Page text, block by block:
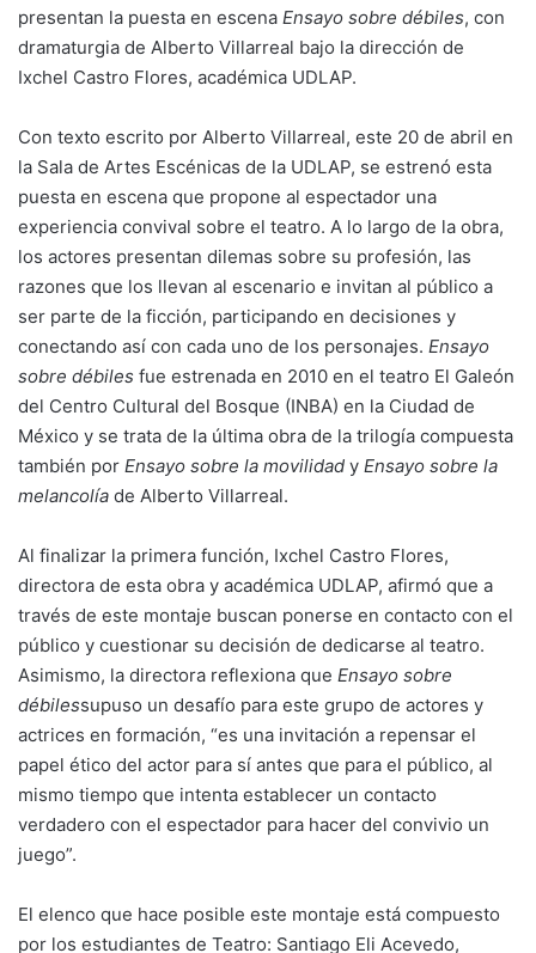
presentan la puesta en escena Ensayo sobre débiles, con
dramaturgia de Alberto Villarreal bajo la dirección de
Ixchel Castro Flores, académica UDLAP.
Con texto escrito por Alberto Villarreal, este 20 de abril en
la Sala de Artes Escénicas de la UDLAP, se estrenó esta
puesta en escena que propone al espectador una
experiencia convival sobre el teatro. A lo largo de la obra,
los actores presentan dilemas sobre su profesión, las
razones que los llevan al escenario e invitan al público a
ser parte de la ficción, participando en decisiones y
conectando así con cada uno de los personajes. Ensayo
sobre débiles fue estrenada en 2010 en el teatro El Galeón
del Centro Cultural del Bosque (INBA) en la Ciudad de
México y se trata de la última obra de la trilogía compuesta
también por Ensayo sobre la movilidad y Ensayo sobre la
melancolía de Alberto Villarreal.
Al finalizar la primera función, Ixchel Castro Flores,
directora de esta obra y académica UDLAP, afirmó que a
través de este montaje buscan ponerse en contacto con el
público y cuestionar su decisión de dedicarse al teatro.
Asimismo, la directora reflexiona que Ensayo sobre
débilessupuso un desafío para este grupo de actores y
actrices en formación, “es una invitación a repensar el
papel ético del actor para sí antes que para el público, al
mismo tiempo que intenta establecer un contacto
verdadero con el espectador para hacer del convivio un
juego”.
El elenco que hace posible este montaje está compuesto
por los estudiantes de Teatro: Santiago Eli Acevedo,